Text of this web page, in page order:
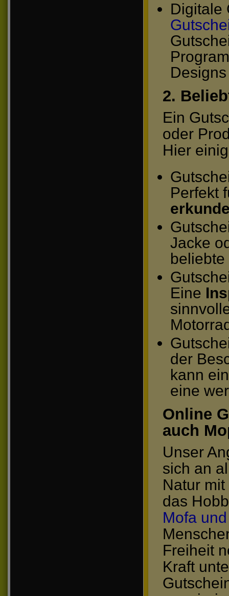
Digitale
2.
Ein
oder
Hier
Perfekt
Jacke
Eine
der
kann
eine
Online
auch
Unser
sich an
Natur
das
Mofa
Freiheit
Kraft